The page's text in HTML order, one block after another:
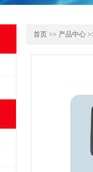
首页 >> 产品中心